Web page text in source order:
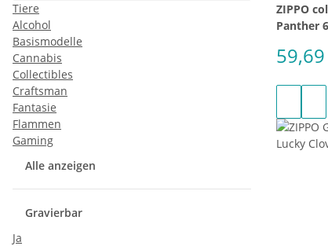
ZIPPO
Panther
Tiere
Alcohol
Basismodelle
Cannabis
Collectibles
Craftsman
Fantasie
Flammen
Gaming
Alle anzeigen
Gravierbar
Ja